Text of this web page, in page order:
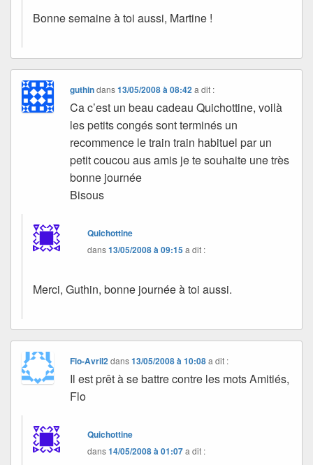
Bonne semaine à toi aussi, Martine !
guthindans13/05/2008 à 08:42 a dit :
Ca c’est un beau cadeau Quichottine, voilà
les petits congés sont terminés un
recommence le train train habituel par un
petit coucou aus amis je te souhaite une très
bonne journée
Bisous
Quichottine
dans13/05/2008 à 09:15a dit :
Merci, Guthin, bonne journée à toi aussi.
Flo-Avril2dans13/05/2008 à 10:08 a dit :
Il est prêt à se battre contre les mots Amitiés,
Flo
Quichottine
dans14/05/2008 à 01:07a dit :